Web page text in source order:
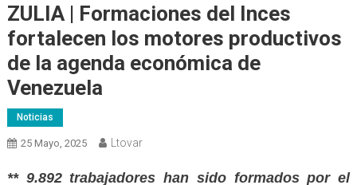
ZULIA | Formaciones del Inces
fortalecen los motores productivos
de la agenda económica de
Venezuela
Noticias
25 Mayo, 2025 Ltovar
** 9.892 trabajadores han sido formados por el